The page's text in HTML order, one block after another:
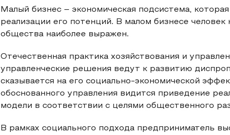
Малый бизнес – экономическая подсистема,
реализации его потенций. В малом бизнесе человек
общества наиболее выражен.
Отечественная практика хозяйствования и
управленческие решения ведут к развитию
сказывается на его социально-экономической
обоснованного управления видится приведение
модели в соответствии с целями общественного
В рамках социального подхода предприниматель